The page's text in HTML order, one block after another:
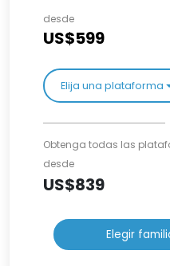
desde
US$599
Elija una plataforma
Obtenga todas las
desde
US$839
Elegir